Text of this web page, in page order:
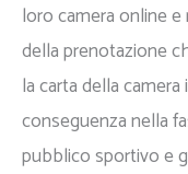
loro camera online
della prenotazione
la carta della
conseguenza nella
pubblico sportivo e